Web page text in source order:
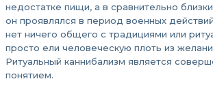
недостатке пищи, а в сравнительно
он проявлялся в период военных
нет ничего общего с традициями или
просто ели человеческую плоть из
Ритуальный каннибализм является
понятием.